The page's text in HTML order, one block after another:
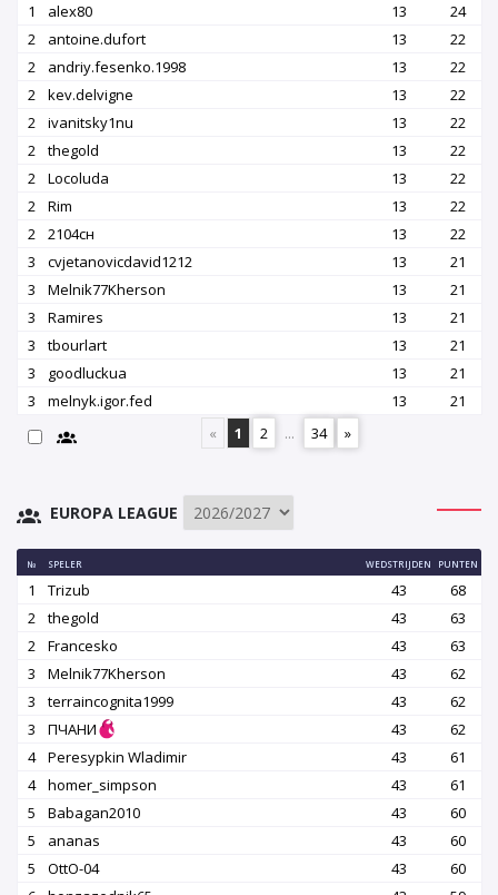
1 alex80 13
24
2
antoine.dufort 13
22
2
andriy.fesenko.1998 13
22
2
kev.delvigne 13
22
2
ivanitsky1nu 13
22
2
thegold 13
22
2
Locoluda 13
22
2
Rim 13
22
2
2104сн 13
22
3
cvjetanovicdavid1212 13
21
3
Melnik77Kherson 13
21
3
Ramires 13
21
3
tbourlart 13
21
3
goodluckua 13
21
3
melnyk.igor.fed 13
21
«
1 2 ... 34 »
EUROPA LEAGUE
№ SPELER WEDSTRIJDEN PUNTEN
1 Trizub 43
68
2
thegold 43
63
2
Francesko 43
63
3
Melnik77Kherson 43
62
3
terraincognita1999 43
62
3
ПЧАНИ 43
62
4
Peresypkin Wladimir 43
61
4
homer_simpson 43
61
5
Babagan2010 43
60
5
ananas 43
60
5
OttO-04 43
60